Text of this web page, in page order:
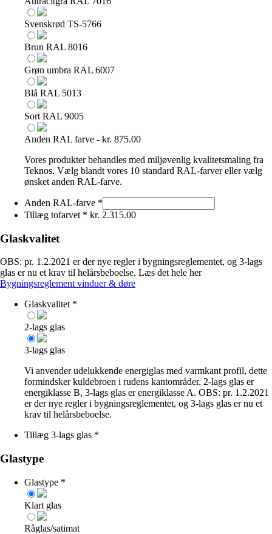
Svenskrød TS-5766
Brun RAL 8016
Grøn umbra RAL 6007
Blå RAL 5013
Sort RAL 9005
Anden RAL farve - kr. 875.00
Vores produkter behandles med miljøvenlig kvalitetsmaling fra
Teknos. Vælg blandt vores 10 standard RAL-farver eller vælg
ønsket anden RAL-farve.
Anden RAL-farve *
Tillæg tofarvet * kr. 2.315.00
Glaskvalitet
OBS: pr. 1.2.2021 er der nye regler i bygningsreglementet, og 3-lags
glas er nu et krav til helårsbeboelse. Læs det hele her
Bygningsreglement vinduer & døre
Glaskvalitet *
2-lags glas
3-lags glas
Vi anvender udelukkende energiglas med varmkant profil, dette
formindsker kuldebroen i rudens kantområder. 2-lags glas er
energiklasse B, 3-lags glas er energiklasse A. OBS: pr. 1.2.2021
er der nye regler i bygningsreglementet, og 3-lags glas er nu et
krav til helårsbeboelse.
Tillæg 3-lags glas *
Glastype
Glastype *
Klart glas
Råglas/satimat